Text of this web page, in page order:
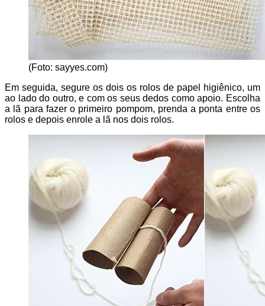
(Foto: sayyes.com)
Em seguida, segure os dois os rolos de papel higiênico, um
ao lado do outro, e com os seus dedos como apoio. Escolha
a lã para fazer o primeiro pompom, prenda a ponta entre os
rolos e depois enrole a lã nos dois rolos.